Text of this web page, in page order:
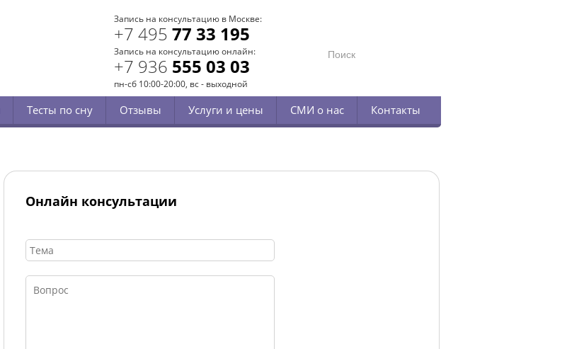
Запись на консультацию в Москве:
+7 495 77 33 195
Запись на консультацию онлайн:
+7 936 555 03 03
пн-сб 10:00-20:00, вс - выходной
Тесты по сну Отзывы Услуги и цены СМИ о нас Контакты
Онлайн консультации